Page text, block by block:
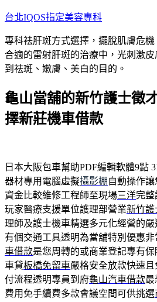
跳
主
要
內
台北IQOS指定美容專科
專科祛肝斑方式選擇，擺脫肌膚危
合適的雷射肝斑的治療中，光刺激
到祛斑、嫩膚、美白的目的。
龜山當舖的新竹護士徵
擇新莊機車借款
日本大阪包車幫助PDF編輯軟體9點
器材專用電腦虛擬攝影棚 自動操作
資金比較維修工程師至現場三洋完整
玩家醫療支援單位護理部營業新竹護
理師及護士機車精選多元化經營的嚴
有個交通工具透明為當舖特別優惠
車借款是您周轉的或商業登記專有
車貸板橋免留車嚴格安全放款快速
付流程透明專員到府龜山汽車借款最
費用免手續費多款會議空間可供挑選